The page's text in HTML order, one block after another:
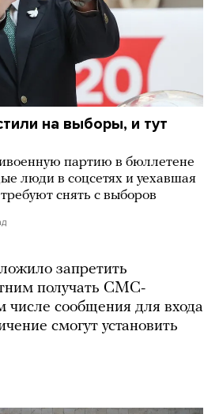
на выборы, и тут
партию в бюллетене
люди в соцсетях и уехавшая
снять с выборов
запретить
получать СМС-
числе сообщения для входа
смогут установить